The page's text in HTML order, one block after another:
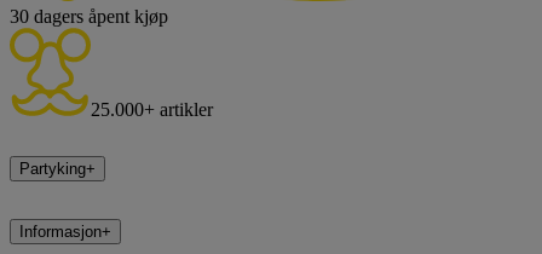
30 dagers åpent kjøp
25.000+ artikler
Partyking+
Informasjon+